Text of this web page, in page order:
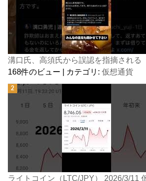
溝口氏、高須氏から誤認を指摘され
168件のビュー | カテゴリ:仮想通貨
ライトコイン（LTC/JPY） 2026/3/11